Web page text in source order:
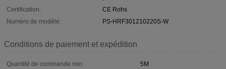
Certification:
CE Rohs
Numéro de modèle:
PS-HRF301210220S-W
Conditions de paiement et expédition
Quantité de commande min:
5M